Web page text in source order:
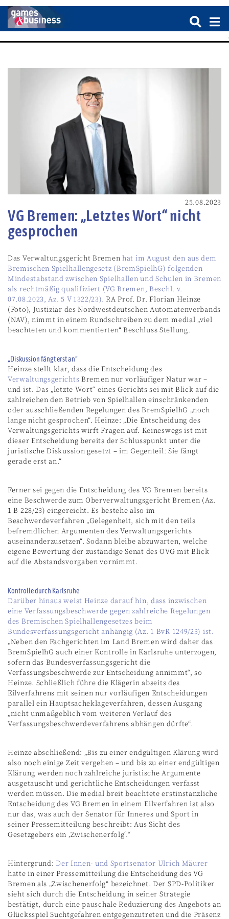
25.08.2023
VG Bremen: „Letztes Wort“ nicht
gesprochen
Das Verwaltungsgericht Bremen hat im August den aus dem
Bremischen Spielhallengesetz (BremSpielhG) folgenden
Mindestabstand zwischen Spielhallen und Schulen in Bremen
als rechtmäßig qualifiziert (VG Bremen, Beschl. v.
07.08.2023, Az. 5 V 1322/23). RA Prof. Dr. Florian Heinze
(Foto), Justiziar des Nordwestdeutschen Automatenverbands
(NAV), nimmt in einem Rundschreiben zu dem medial „viel
beachteten und kommentierten“ Beschluss Stellung.
„Diskussion fängt erst an“
Heinze stellt klar, dass die Entscheidung des
Verwaltungsgerichts Bremen nur vorläufiger Natur war –
und ist. Das „letzte Wort“ eines Gerichts sei mit Blick auf die
zahlreichen den Betrieb von Spielhallen einschränkenden
oder ausschließenden Regelungen des BremSpielhG „noch
lange nicht gesprochen“. Heinze: „Die Entscheidung des
Verwaltungsgerichts wirft Fragen auf. Keineswegs ist mit
dieser Entscheidung bereits der Schlusspunkt unter die
juristische Diskussion gesetzt – im Gegenteil: Sie fängt
gerade erst an.“
Ferner sei gegen die Entscheidung des VG Bremen bereits
eine Beschwerde zum Oberverwaltungsgericht Bremen (Az.
1 B 228/23) eingereicht. Es bestehe also im
Beschwerdeverfahren „Gelegenheit, sich mit den teils
befremdlichen Argumenten des Verwaltungsgerichts
auseinanderzusetzen“. Sodann bleibe abzuwarten, welche
eigene Bewertung der zuständige Senat des OVG mit Blick
auf die Abstandsvorgaben vornimmt.
Kontrolle durch Karlsruhe
Darüber hinaus weist Heinze darauf hin, dass inzwischen
eine Verfassungsbeschwerde gegen zahlreiche Regelungen
des Bremischen Spielhallengesetzes beim
Bundesverfassungsgericht anhängig (Az. 1 BvR 1249/23) ist.
„Neben den Fachgerichten im Land Bremen wird daher das
BremSpielhG auch einer Kontrolle in Karlsruhe unterzogen,
sofern das Bundesverfassungsgericht die
Verfassungsbeschwerde zur Entscheidung annimmt“, so
Heinze. Schließlich führe die Klägerin abseits des
Eilverfahrens mit seinen nur vorläufigen Entscheidungen
parallel ein Hauptsacheklageverfahren, dessen Ausgang
„nicht unmaßgeblich vom weiteren Verlauf des
Verfassungsbeschwerdeverfahrens abhängen dürfte“.
Heinze abschließend: „Bis zu einer endgültigen Klärung wird
also noch einige Zeit vergehen – und bis zu einer endgültigen
Klärung werden noch zahlreiche juristische Argumente
ausgetauscht und gerichtliche Entscheidungen verfasst
werden müssen. Die medial breit beachtete erstinstanzliche
Entscheidung des VG Bremen in einem Eilverfahren ist also
nur das, was auch der Senator für Inneres und Sport in
seiner Pressemitteilung beschreibt: Aus Sicht des
Gesetzgebers ein ‚Zwischenerfolg‘.“
Hintergrund: Der Innen- und Sportsenator Ulrich Mäurer
hatte in einer Pressemitteilung die Entscheidung des VG
Bremen als „Zwischenerfolg“ bezeichnet. Der SPD-Politiker
sieht sich durch die Entscheidung in seiner Strategie
bestätigt, durch eine pauschale Reduzierung des Angebots an
Glücksspiel Suchtgefahren entgegenzutreten und die Präsenz